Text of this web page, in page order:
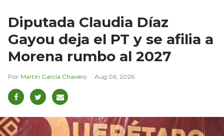
Diputada Claudia Díaz
Gayou deja el PT y se afilia a
Morena rumbo al 2027
Martín García Chavero Aug 06, 2026